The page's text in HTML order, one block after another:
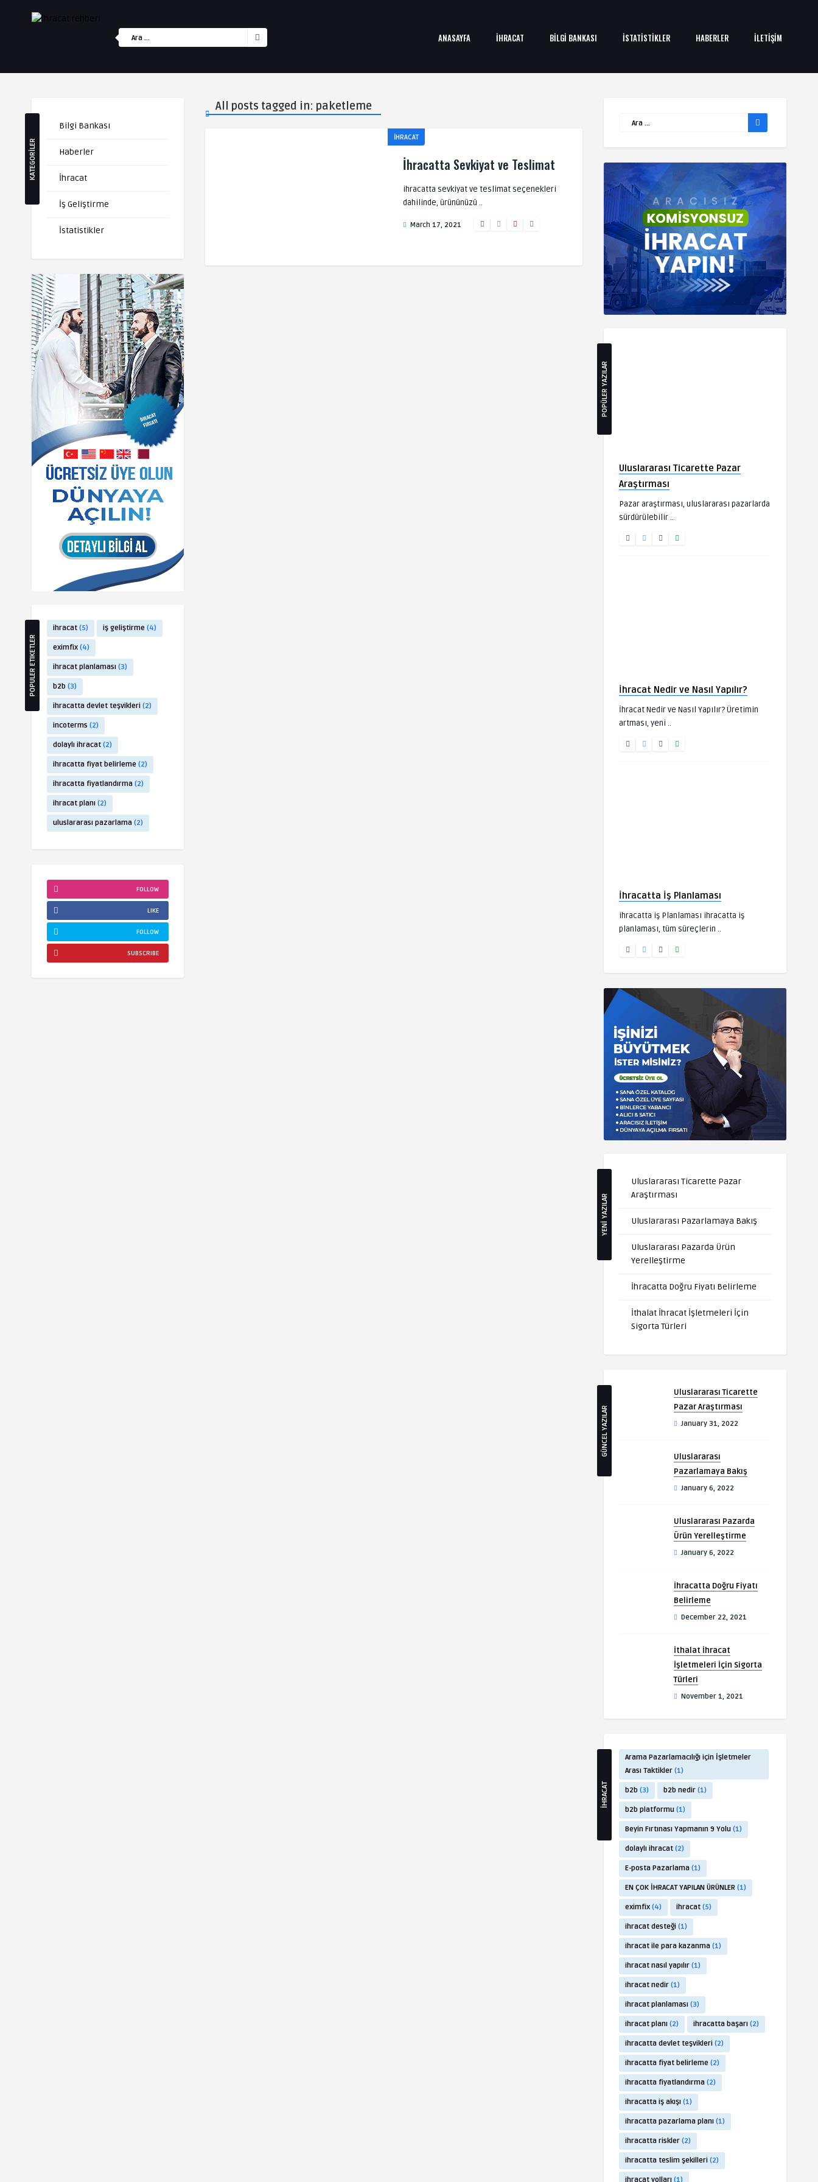
ANASAYFA İHRACAT BİLGİ BANKASI İSTATİSTİKLER HABERLER İLETİŞİM
KATEGORİLER
Bilgi Bankası
Haberler
İhracat
İş Geliştirme
İstatistikler
POPULER ETIKETLER
ihracat (5) iş geliştirme (4)
eximfix (4)
ihracat planlaması (3)
b2b (3)
ihracatta devlet teşvikleri (2)
incoterms (2)
dolaylı ihracat (2)
ihracatta fiyat belirleme (2)
ihracatta fiyatlandırma (2)
ihracat planı (2)
uluslararası pazarlama (2)
FOLLOW
LIKE
FOLLOW
SUBSCRIBE
All posts tagged in: paketleme
İHRACAT
İhracatta Sevkiyat ve Teslimat
ihracatta sevkiyat ve teslimat seçenekleri
dahilinde, ürününüzü ..
March 17, 2021
POPÜLER YAZILAR
Uluslararası Ticarette Pazar
Araştırması
Pazar araştırması, uluslararası pazarlarda
sürdürülebilir ..
İhracat Nedir ve Nasıl Yapılır?
İhracat Nedir ve Nasıl Yapılır? Üretimin
artması, yeni ..
İhracatta İş Planlaması
ihracatta iş Planlaması ihracatta iş
planlaması, tüm süreçlerin ..
YENİ YAZILAR
Uluslararası Ticarette Pazar
Araştırması
Uluslararası Pazarlamaya Bakış
Uluslararası Pazarda Ürün
Yerelleştirme
İhracatta Doğru Fiyatı Belirleme
İthalat İhracat İşletmeleri İçin
Sigorta Türleri
GÜNCEL YAZILAR
Uluslararası Ticarette
Pazar Araştırması
January 31, 2022
Uluslararası
Pazarlamaya Bakış
January 6, 2022
Uluslararası Pazarda
Ürün Yerelleştirme
January 6, 2022
İhracatta Doğru Fiyatı
Belirleme
December 22, 2021
İthalat İhracat
İşletmeleri İçin Sigorta
Türleri
November 1, 2021
İHRACAT
Arama Pazarlamacılığı için İşletmeler
Arası Taktikler (1)
b2b (3) b2b nedir (1)
b2b platformu (1)
Beyin Fırtınası Yapmanın 9 Yolu (1)
dolaylı ihracat (2)
E-posta Pazarlama (1)
EN ÇOK İHRACAT YAPILAN ÜRÜNLER (1)
eximfix (4) ihracat (5)
ihracat desteği (1)
ihracat ile para kazanma (1)
ihracat nasıl yapılır (1)
ihracat nedir (1)
ihracat planlaması (3)
ihracat planı (2) ihracatta başarı (2)
ihracatta devlet teşvikleri (2)
ihracatta fiyat belirleme (2)
ihracatta fiyatlandırma (2)
ihracatta iş akışı (1)
ihracatta pazarlama planı (1)
ihracatta riskler (2)
ihracatta teslim şekilleri (2)
ihracat yolları (1)